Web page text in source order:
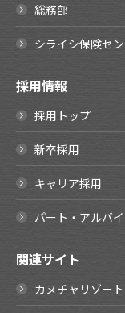
総務部
シライシ保険セ
採用情報
採用トップ
新卒採用
キャリア採用
パート・アルバ
関連サイト
カヌチャリゾート